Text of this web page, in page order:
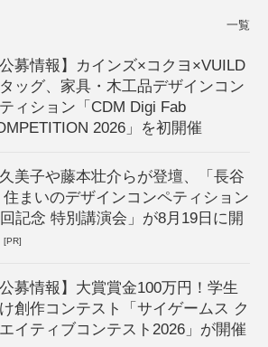
一覧
公募情報】カインズ×コクヨ×VUILD
ッグ、家具・木工品デザインコン
ィション「CDM Digi Fab
2026」を初開催
美子や藤本壮介らが登壇、「長谷
住まいのデザインコンペティション
記念 特別講演会」が8月19日に開
[PR]
公募情報】大賞賞金100万円！学生
創作コンテスト「サイゲームス ク
イティブコンテスト2026」が開催